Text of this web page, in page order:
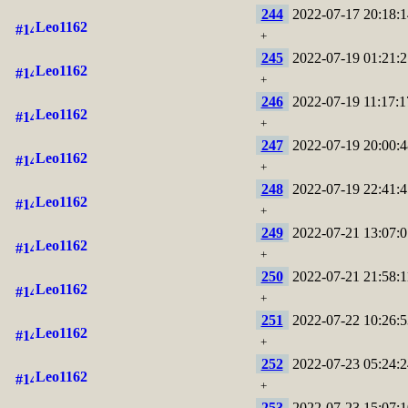
Leo1162
244 2022-07-17
+
Leo1162
245 2022-07-19
+
Leo1162
246 2022-07-19
+
Leo1162
247 2022-07-19
+
Leo1162
248 2022-07-19
+
Leo1162
249 2022-07-21
+
Leo1162
250 2022-07-21
+
Leo1162
251 2022-07-22
+
Leo1162
252 2022-07-23
+